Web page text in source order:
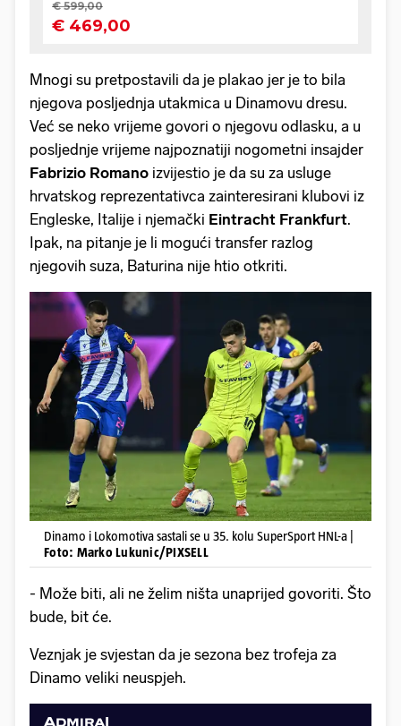
Mnogi su pretpostavili da je plakao jer je to bila
njegova posljednja utakmica u Dinamovu dresu.
Već se neko vrijeme govori o njegovu odlasku, a u
posljednje vrijeme najpoznatiji nogometni insajder
Fabrizio Romano izvijestio je da su za usluge
hrvatskog reprezentativca zainteresirani klubovi iz
Engleske, Italije i njemački Eintracht Frankfurt.
Ipak, na pitanje je li mogući transfer razlog
njegovih suza, Baturina nije htio otkriti.
Dinamo i Lokomotiva sastali se u 35. kolu SuperSport HNL-a |
Foto: Marko Lukunic/PIXSELL
- Može biti, ali ne želim ništa unaprijed govoriti. Što
bude, bit će.
Veznjak je svjestan da je sezona bez trofeja za
Dinamo veliki neuspjeh.